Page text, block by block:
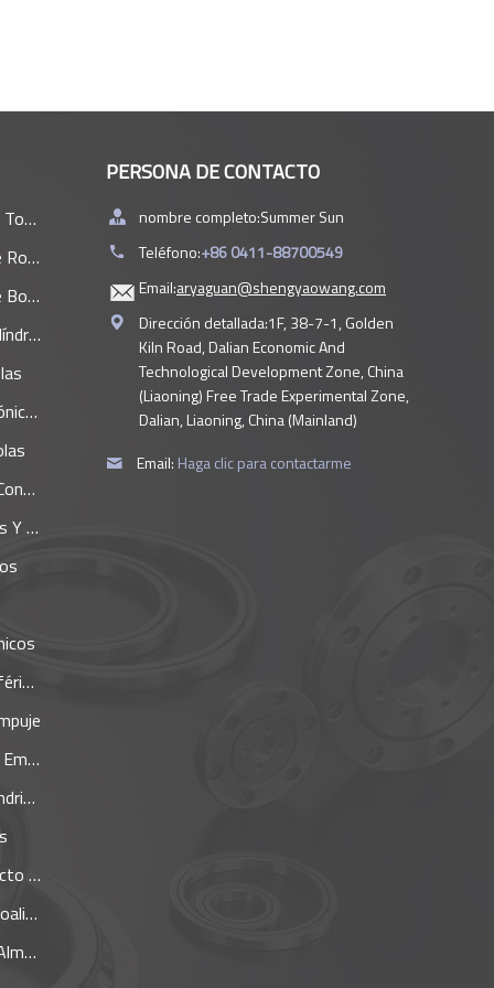
PERSONA DE CONTACTO
nombre completo:Summer Sun
Teléfono:+86 0411-88700549
Email:aryaguan@shengyaowang.com
Dirección detallada:1F, 38-7-1, Golden
Kiln Road, Dalian Economic And
Technological Development Zone, China
(Liaoning) Free Trade Experimental Zone,
Dalian, Liaoning, China (Mainland)
Email: Haga clic para contactarme